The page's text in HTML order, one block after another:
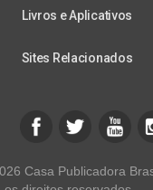
Livros e Aplicativos
Sites Relacionados
Casa Publicadora